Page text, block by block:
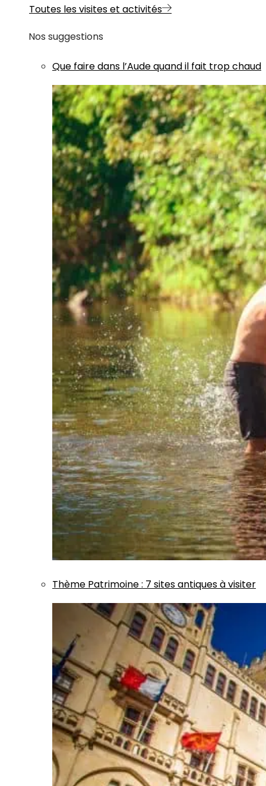
Toutes les visites et activités
Nos suggestions
Que faire dans l’Aude quand il fait trop chaud
Thème Patrimoine: 7 sites antiques à visiter